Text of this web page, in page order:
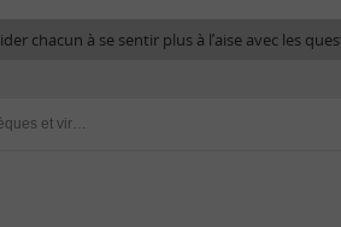
site
chacun à se sentir plus à l’aise avec les
800 millions de fraude sur les cartes, chèques et virement en France en 2016